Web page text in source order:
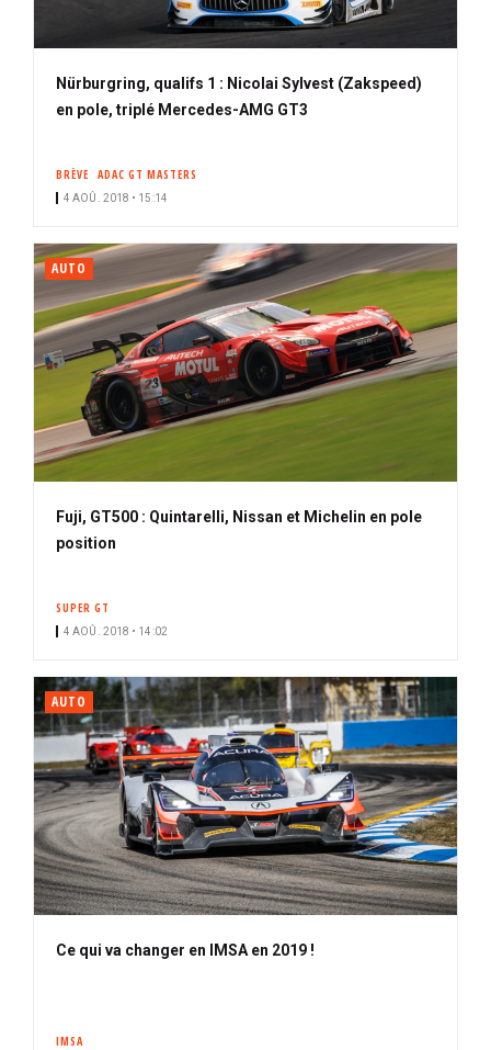
Nürburgring, qualifs 1 : Nicolai Sylvest (Zakspeed)
en pole, triplé Mercedes-AMG GT3
BRÈVE ADAC GT MASTERS
4 AOÛ. 2018 • 15:14
AUTO
Fuji, GT500 : Quintarelli, Nissan et Michelin en pole
position
SUPER GT
4 AOÛ. 2018 • 14:02
AUTO
Ce qui va changer en IMSA en 2019 !
IMSA